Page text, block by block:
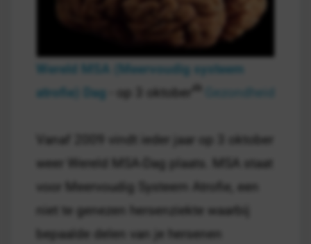
Wereld MSA (Meervoudig systeem
atrofie) Dag - op 3 oktober
Vanaf 2009 vindt ieder jaar op 3 oktober
weer Wereld MSA-Dag plaats. MSA staat
voor Meervoudig Systeem Atrofie, een
niet te genezen hersenziekte waarbij
bepaalde delen van je hersenen